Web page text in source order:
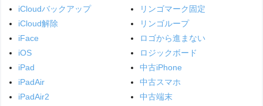
iCloudバックアップ
iCloud解除
iFace
iOS
iPad
iPadAir
iPadAir2
リンゴマーク固定
リンゴループ
ロゴから進まない
ロジックボード
中古iPhone
中古スマホ
中古端末